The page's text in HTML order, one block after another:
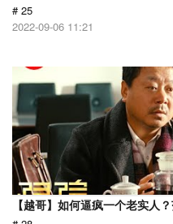
# 25
2022-09-06 11:21
【越哥】如何逼疯一个老实人